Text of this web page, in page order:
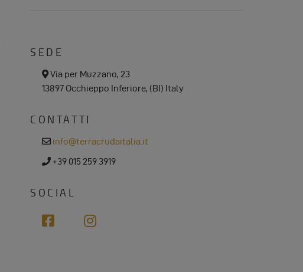
SEDE
a
d
s
Via per Muzzano, 23
13897 Occhieppo Inferiore, (BI) Italy
CONTATTI
e
a
info@terracrudaitalia.it
p
n
e
+39 015 259 3919
SOCIAL
f
i